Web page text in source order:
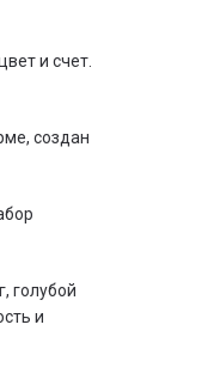
и счет.
создан
голубой
и